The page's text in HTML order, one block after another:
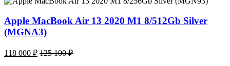
Apple MacBook Air 13 2020 M1 8/512Gb Silver
(MGNA3)
118 000 ₽ 125 100₽